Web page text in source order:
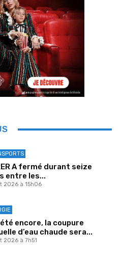
A fermé durant seize
entre les...
2026 à 15h06
encore, la coupure
d’eau chaude sera...
2026 à 7h51